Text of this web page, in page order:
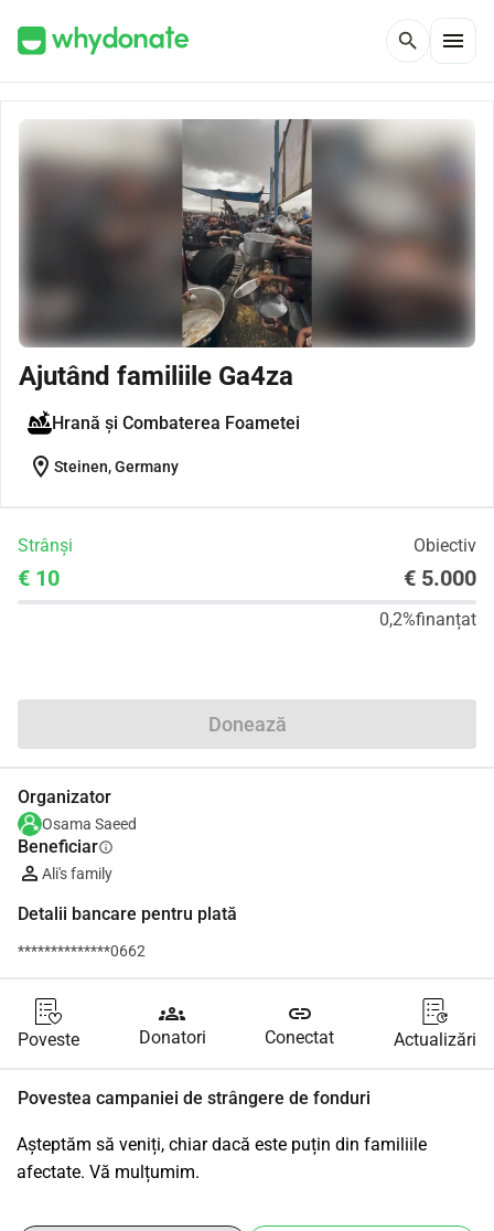
search menu
Ajutând familiile Ga4za
Hrană și Combaterea Foametei
location_on Steinen, Germany
Strânși Obiectiv
€ 10 € 5.000
0,2%finanțat
Donează
Organizator
Osama Saeed
Beneficiarinfo
Ali's family
Detalii bancare pentru plată
**************0662
Poveste
groups
Donatori
link
Conectat Actualizări
Povestea campaniei de strângere de fonduri
Așteptăm să veniți, chiar dacă este puțin din familiile
afectate. Vă mulțumim.